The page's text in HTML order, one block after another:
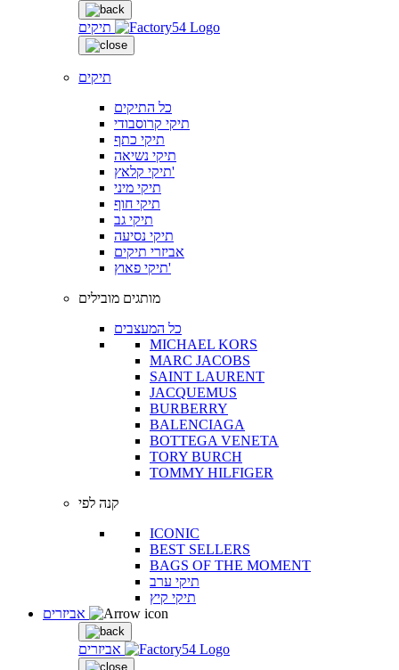
תיקים
תיקים
כל התיקים
תיקי קרוסבודי
תיקי כתף
תיקי נשיאה
תיקי קלאץ'
תיקי מיני
תיקי חוף
תיקי גב
תיקי נסיעה
אביזרי תיקים
תיקי פאוץ'
מותגים מובילים
כל המעצבים
MICHAEL KORS
MARC JACOBS
SAINT LAURENT
JACQUEMUS
BURBERRY
BALENCIAGA
BOTTEGA VENETA
TORY BURCH
TOMMY HILFIGER
קנה לפי
ICONIC
BEST SELLERS
BAGS OF THE MOMENT
תיקי ערב
תיקי קיץ
אביזרים